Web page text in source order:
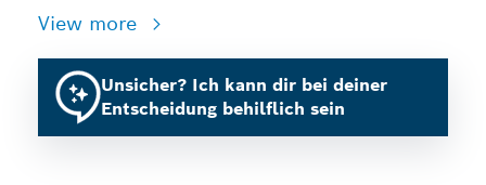
View more
Unsicher? Ich kann dir bei deiner
Entscheidung behilflich sein